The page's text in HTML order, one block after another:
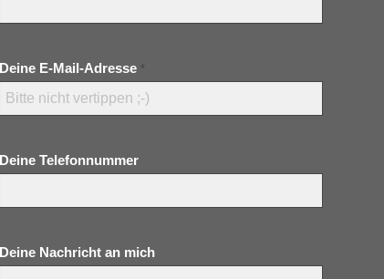
Deine E-Mail-Adresse *
Deine Telefonnummer
Deine Nachricht an mich